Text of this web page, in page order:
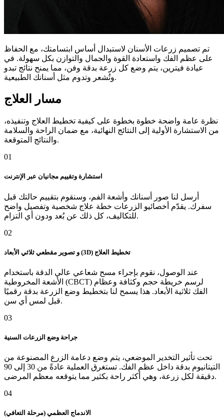
تم تصميم زرعات الأسنان لاستبدال أساس ابتسامتك، مع الحفاظ
على عظم الفك واستعادة القوة والجمال والتوازن بكل سهولة. في
عيادة فيترين، يتم وضع كل زرعة بدقة وفن، مما يمنح نتائج تبدو
.وتُشعر وتدوم مثل أسنانك الطبيعية
مسار العلاج
نظرة عامة واضحة خطوة بخطوة على كيفية تخطيط العلاج وتنفيذه،
من الاستشارة الأولية إلى النتائج النهائية، مع ضمان الراحة والسلامة
والنتائج المتوقعة.
01
استشارة وتقييم مجانيان عبر الإنترنت
أرسل لنا صور أسنانك وأشعة الفم، وسنقوم بتقييم حالتك قبل
سفرك. يقدّم أخصائيو الزرعات خطة علاج شخصية وتفصيل واضح
للتكاليف، كل ذلك عن بُعد ودون أي التزام.
02
و تصوير مقطعي ثلاثي الأبعاد (3D) تخطيط العلاج
عند الوصول، نقوم بإجراء مسح شعاعي عالي الدقة باستخدام
الأشعة المخروطية (CBCT) لرسم خريطة حجم وكثافة وعظام
الفك ثلاثية الأبعاد. هذا يسمح لنا بتخطيط وضع الزرعة بدقة رقميًا
قبل لمس أي سن.
03
جراحة وضع الزرعات السنية
تحت تأثير التخدير الموضعي، يتم وضع دعامة الزرع المصنوعة من
التيتانيوم بدقة داخل عظم الفك. تستغرق العملية عادةً من 30 إلى 90
دقيقة لكل زرعة، وهي أكثر راحة بكثير مما يتوقعه معظم المرضى.
04
الاندماج العظمي (مرحلة التعافي)